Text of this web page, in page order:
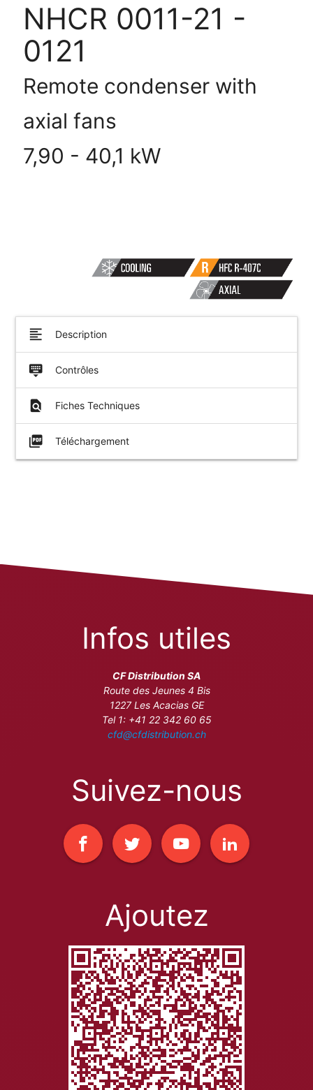
NHCR 0011-21 -
0121
Remote condenser with
axial fans
7,90 - 40,1 kW
format_align_left Description
keyboard_hide Contrôles
find_in_page Fiches Techniques
picture_as_pdf Téléchargement
Infos utiles
CF Distribution SA
Route des Jeunes 4 Bis
1227 Les Acacias GE
Tel 1: +41 22 342 60 65
cfd@cfdistribution.ch
Suivez-nous
Ajoutez